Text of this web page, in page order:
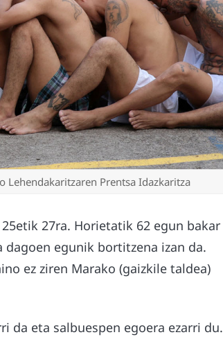
Lehendakaritzaren Prentsa Idazkaritza
27ra. Horietatik 62 egun bakar
egunik bortitzena izan da.
ez ziren Marako (gaizkile taldea)
da eta salbuespen egoera ezarri du.